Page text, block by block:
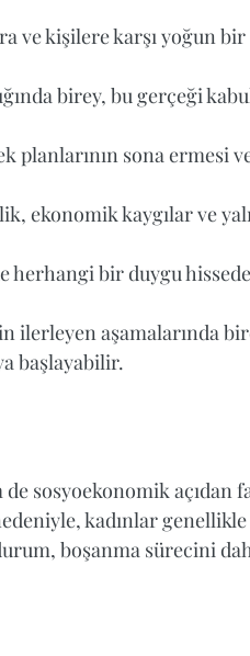
ve kişilere karşı yoğun
birey, bu gerçeği
planlarının sona ermesi
ekonomik kaygılar ve
herhangi bir duygu
ilerleyen aşamalarında
başlayabilir.
sosyoekonomik açıdan
kadınlar genellikle
boşanma sürecini